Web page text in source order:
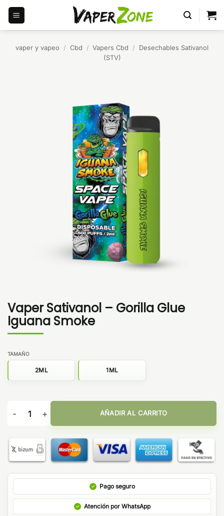
Saltar
contenido
vaper y vapeo / Cbd / Vapers Cbd /
Desechables Sativanol
(STV)
Vaper Sativanol – Gorilla Glue
Iguana Smoke
TAMAÑO
2ML 1ML
Vaper Sativanol - Gorilla Glue Iguana Smoke cantidad
AÑADIR AL CARRITO
Pago seguro
Atención por WhatsApp